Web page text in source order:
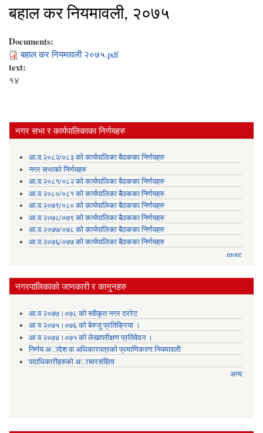
बहाल कर नियमावली, २०७५
Documents:
बहाल कर नियमावली २०७५.pdf
text:
१४
नगर सभा र कार्यपालिकाका निर्णयहरु
आ.व.२०८२/०८३ को कार्यपालिका बैठकका निर्णयहरु
नगर सभाको निर्णयहरु
आ.व.२०८१/०८२ को कार्यपालिका बैठकका निर्णयहरु
आ.व.२०८०/०८१ को कार्यपालिका बैठकका निर्णयहरु
आ.व.२०७९/०८० को कार्यपालिका बैठकका निर्णयहरु
आ.व.२०७८/०७९ को कार्यपालिका बैठकका निर्णयहरु
आ.व.२०७७/०७८ को कार्यपालिका बैठकका निर्णयहरु
आ.व.२०७६/०७७ को कार्यपालिका बैठकका निर्णयहरु
more
नगरपालिकाकाे जानकारी र कानुनहरु
आ.व २०७७।०७८ को स्वीकृत नगर दररेट
आ व २०७५।०७६ को बेरुजु प्रतिक्रिया ।
आ व २०७४।०७५ काे लेखापरीक्षण प्रतिवेदन ।
निर्णय अादेश वा अधिकारपत्रकाे प्रमाणिकरण नियमावली
पदाधिकारीहरुको अाचारसंहिता
अन्य